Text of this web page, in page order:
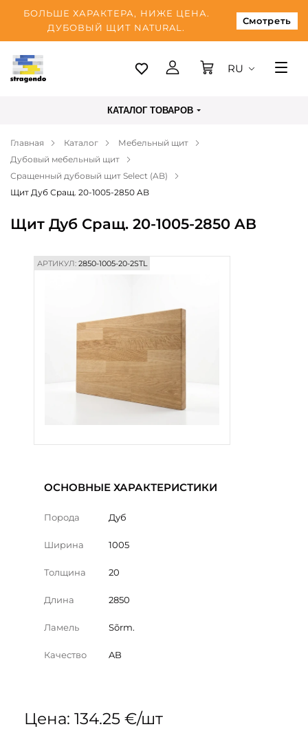
БОЛЬШЕ ХАРАКТЕРА, НИЖЕ ЦЕНА.
ДУБОВЫЙ ЩИТ NATURAL.
Смотреть
Таллинн
Оплата
О нас
Блог
Контакты
RU
КАТАЛОГ ТОВАРОВ
Главная Каталог
Мебельный щит
Дубовый мебельный щит
Сращенный дубовый щит Select (AB)
Щит Дуб Сращ. 20-1005-2850 AB
Щит Дуб Сращ. 20-1005-2850 AB
АРТИКУЛ:2850-1005-20-2STL
ОСНОВНЫЕ ХАРАКТЕРИСТИКИ
Порода Дуб
Ширина 1005
Толщина 20
Длина 2850
Ламель Sõrm.
Качество AB
Цена: 134.25 €/шт